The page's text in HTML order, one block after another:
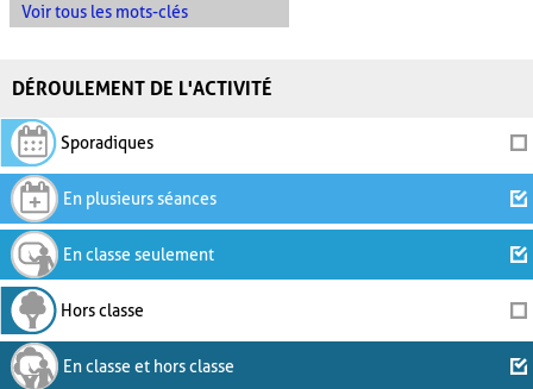
Voir tous les mots-clés
DÉROULEMENT DE L'ACTIVITÉ
Sporadiques
En plusieurs séances
En classe seulement
Hors classe
En classe et hors classe